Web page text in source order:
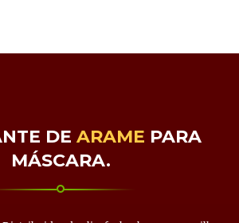
DE ARAME PARA
MÁSCARA.